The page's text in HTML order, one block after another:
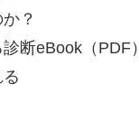
？
断eBook（PDF）